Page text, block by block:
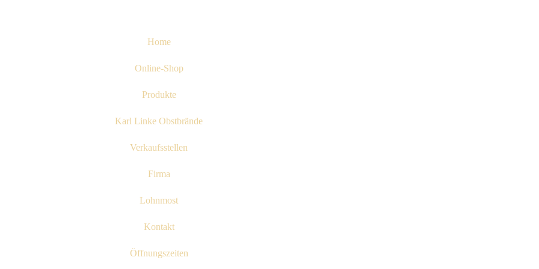
Home
Online-Shop
Produkte
Karl Linke Obstbrände
Verkaufsstellen
Firma
Lohnmost
Kontakt
Öffnungszeiten